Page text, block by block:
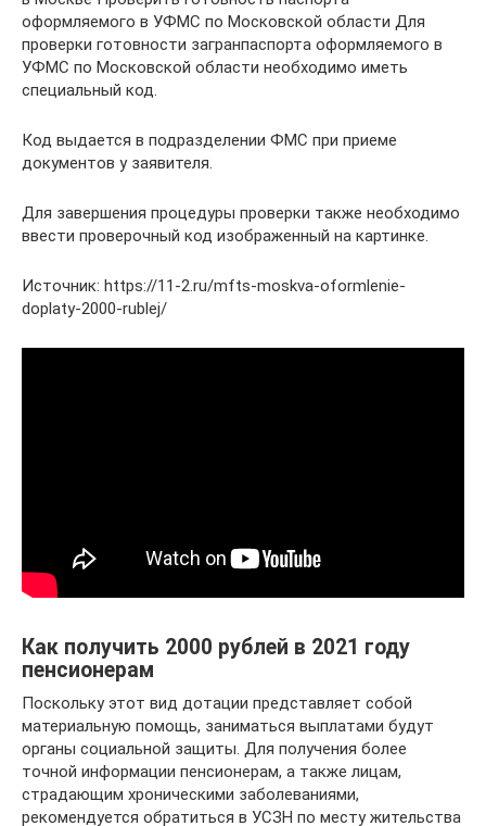
оформляемого в УФМС по Московской области Для
проверки готовности загранпаспорта оформляемого в
УФМС по Московской области необходимо иметь
специальный код.
Код выдается в подразделении ФМС при приеме
документов у заявителя.
Для завершения процедуры проверки также необходимо
ввести проверочный код изображенный на картинке.
Источник: https://11-2.ru/mfts-moskva-oformlenie-
doplaty-2000-rublej/
Как получить 2000 рублей в 2021 году
пенсионерам
Поскольку этот вид дотации представляет собой
материальную помощь, заниматься выплатами будут
органы социальной защиты. Для получения более
точной информации пенсионерам, а также лицам,
страдающим хроническими заболеваниями,
рекомендуется обратиться в УСЗН по месту жительства